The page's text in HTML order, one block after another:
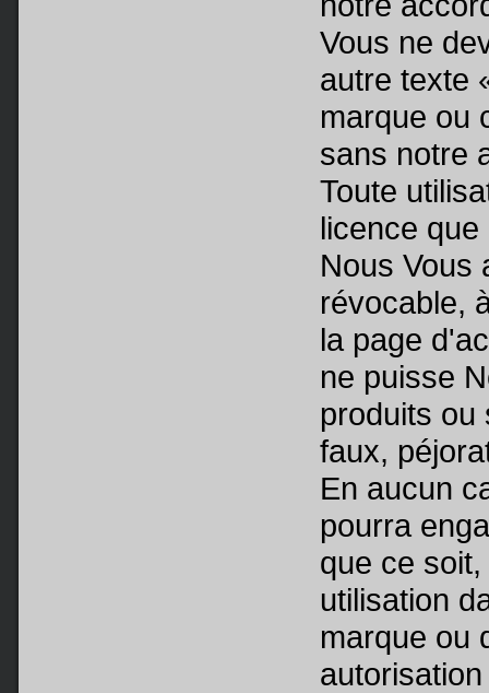
Vous ne
autre texte
marque ou
sans notre
Toute
licence
Nous Vous
révocable,
la page
ne puisse
produits ou
faux,
En aucun
pourra
que ce
utilisation
marque ou